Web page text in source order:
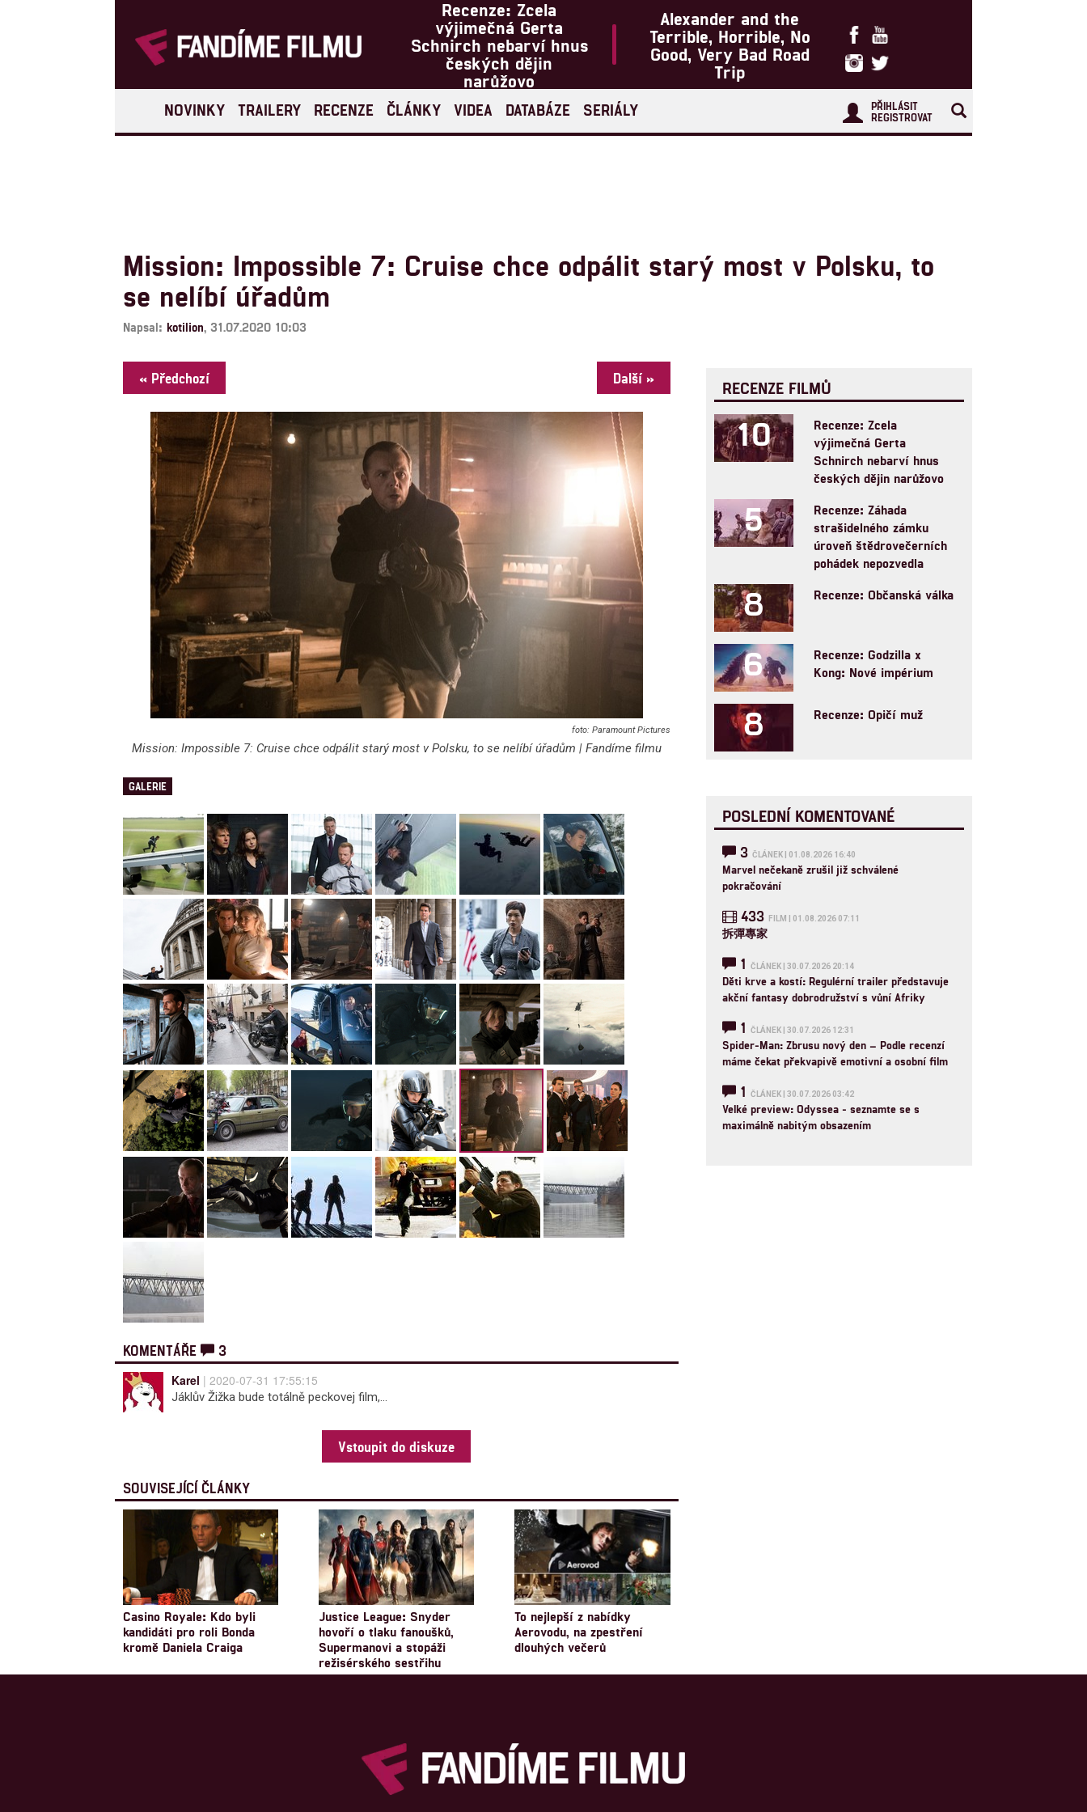
Recenze: Zcela
výjimečná Gerta
Schnirch nebarví hnus
českých dějin
narůžovo
Alexander and the
Terrible, Horrible, No
Good, Very Bad Road
Trip
NOVINKY TRAILERY RECENZE ČLÁNKY VIDEA DATABÁZE SERIÁLY
PŘIHLÁSIT
REGISTROVAT
Mission: Impossible 7: Cruise chce odpálit starý most v Polsku, to
se nelíbí úřadům
Napsal: kotilion , 31.07.2020 10:03
« Předchozí Další »
Paramount Pictures
Mission: Impossible 7: Cruise chce odpálit starý most v Polsku, to se nelíbí úřadům | Fandíme filmu
GALERIE
KOMENTÁŘE
3
Karel | 2020-07-31 17:55:15
Jáklův Žižka bude totálně peckovej film,...
Vstoupit do diskuze
SOUVISEJÍCÍ ČLÁNKY
Casino Royale: Kdo byli
kandidáti pro roli Bonda
kromě Daniela Craiga
Justice League: Snyder
hovoří o tlaku fanoušků,
Supermanovi a stopáži
režisérského sestřihu
To nejlepší z nabídky
Aerovodu, na zpestření
dlouhých večerů
RECENZE FILMŮ
10
Recenze: Zcela
výjimečná Gerta
Schnirch nebarví hnus
českých dějin narůžovo
5
Recenze: Záhada
strašidelného zámku
úroveň štědrovečerních
pohádek nepozvedla
8 Recenze: Občanská válka
6
Recenze: Godzilla x
Kong: Nové impérium
8 Recenze: Opičí muž
POSLEDNÍ KOMENTOVANÉ
3 ČLÁNEK | 01.08.2026 16:40
Marvel nečekaně zrušil již schválené
pokračování
433 FILM | 01.08.2026 07:11
拆彈專家
1 ČLÁNEK | 30.07.2026 20:14
Děti krve a kostí: Regulérní trailer představuje
akční fantasy dobrodružství s vůní Afriky
1 ČLÁNEK | 30.07.2026 12:31
Spider-Man: Zbrusu nový den – Podle recenzí
máme čekat překvapivě emotivní a osobní film
1 ČLÁNEK | 30.07.2026 03:42
Velké preview: Odyssea - seznamte se s
maximálně nabitým obsazením